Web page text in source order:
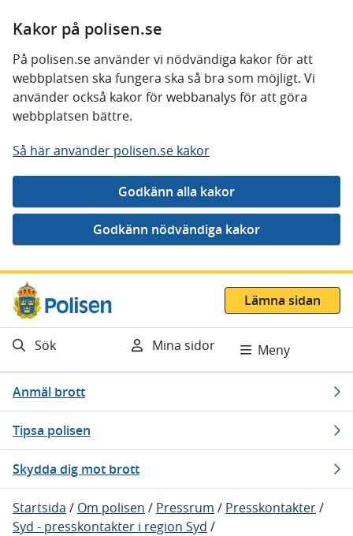
Kakor på polisen.se
På polisen.se använder vi nödvändiga kakor för att
webbplatsen ska fungera ska så bra som möjligt. Vi
använder också kakor för webbanalys för att göra
webbplatsen bättre.
Så här använder polisen.se kakor
Gå direkt till innehåll
Lämna sidan
Sök Mina sidor Meny
Anmäl brott
Tipsa polisen
Skydda dig mot brott
Startsida / Om polisen / Pressrum / Presskontakter/
Syd - presskontakter i region Syd /